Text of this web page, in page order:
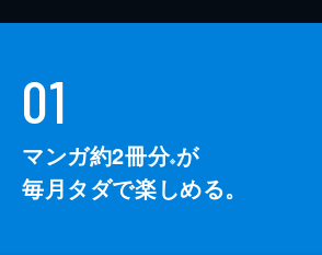
01
マンガ約2冊分※が
毎月タダで楽しめる。